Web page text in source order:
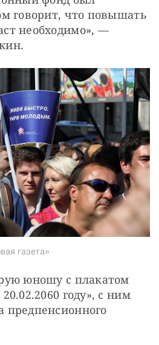
говорит, что повышать
необходимо», —
газета»
юношу с плакатом
году», с ним
предпенсионного